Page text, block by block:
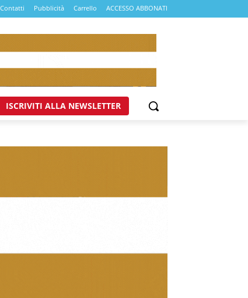
Contatti Pubblicità Carrello ACCESSO ABBONATI
ISCRIVITI ALLA NEWSLETTER